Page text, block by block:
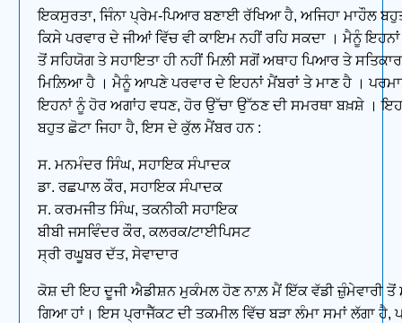
ਇਕਸੁਰਤਾ, ਜਿੰਨਾ ਪ੍ਰੇਮ-ਪਿਆਰ ਬਣਾਈ ਰੱਖਿਆ ਹੈ, ਅਜਿਹਾ ਮਾਹੌਲ
ਕਿਸੇ ਪਰਵਾਰ ਦੇ ਜੀਆਂ ਵਿੱਚ ਵੀ ਕਾਇਮ ਨਹੀਂ ਰਹਿ ਸਕਦਾ । ਮੈਨੂੰ
ਤੋਂ ਸਹਿਯੋਗ ਤੇ ਸਹਾਇਤਾ ਹੀ ਨਹੀਂ ਮਿਲ਼ੀ ਸਗੋਂ ਅਥਾਹ ਪਿਆਰ ਤੇ ਸਤਿਕਾਰ
ਮਿਲ਼ਿਆ ਹੈ । ਮੈਨੂੰ ਆਪਣੇ ਪਰਵਾਰ ਦੇ ਇਹਨਾਂ ਮੈਂਬਰਾਂ ਤੇ ਮਾਣ ਹੈ ।
ਇਹਨਾਂ ਨੂੰ ਹੋਰ ਅਗਾਂਹ ਵਧਣ, ਹੋਰ ਉੱਚਾ ਉੱਠਣ ਦੀ ਸਮਰਥਾ ਬਖ਼ਸ਼ੇ ।
ਬਹੁਤ ਛੋਟਾ ਜਿਹਾ ਹੈ, ਇਸ ਦੇ ਕੁੱਲ ਮੈਂਬਰ ਹਨ :
ਸ. ਮਨਮੰਦਰ ਸਿੰਘ, ਸਹਾਇਕ ਸੰਪਾਦਕ
ਡਾ. ਰਛਪਾਲ ਕੌਰ, ਸਹਾਇਕ ਸੰਪਾਦਕ
ਸ. ਕਰਮਜੀਤ ਸਿੰਘ, ਤਕਨੀਕੀ ਸਹਾਇਕ
ਬੀਬੀ ਜਸਵਿੰਦਰ ਕੌਰ, ਕਲਰਕ/ਟਾਈਪਿਸਟ
ਸ੍ਰੀ ਰਘੂਬਰ ਦੱਤ, ਸੇਵਾਦਾਰ
ਕੋਸ਼ ਦੀ ਇਹ ਦੂਜੀ ਐਡੀਸ਼ਨ ਮੁਕੰਮਲ ਹੋਣ ਨਾਲ਼ ਮੈਂ ਇੱਕ ਵੱਡੀ ਜ਼ੁੰਮੇਵਾਰੀ ਤੋਂ
ਗਿਆ ਹਾਂ। ਇਸ ਪ੍ਰਾਜੈੱਕਟ ਦੀ ਤਕਮੀਲ ਵਿੱਚ ਬੜਾ ਲੰਮਾ ਸਮਾਂ ਲੱਗਾ ਹੈ,